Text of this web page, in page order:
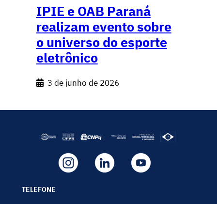
IPIE e OAB Paraná
realizam evento sobre
o universo do esporte
eletrônico
3 de junho de 2026
TELEFONE